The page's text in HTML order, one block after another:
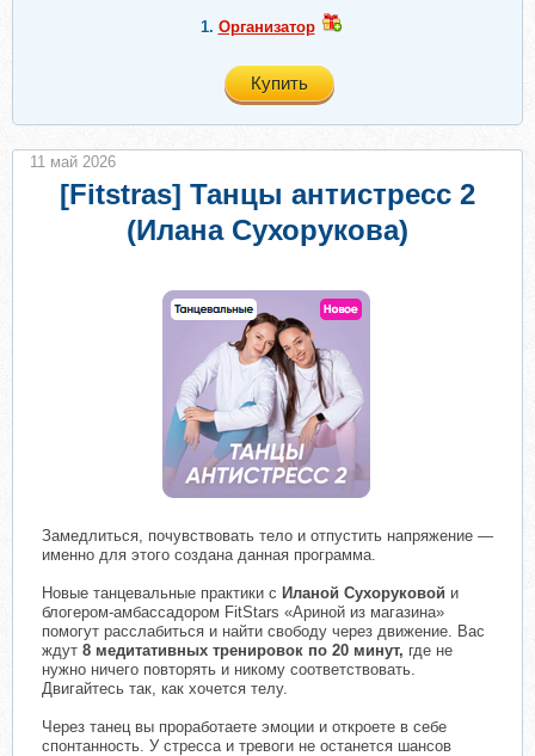
1. Организатор
Купить
[Fitstras] Танцы антистресс 2
(Илана Сухорукова)
Замедлиться, почувствовать тело и отпустить напряжение —
именно для этого создана данная программа.
Новые танцевальные практики с Иланой Сухоруковой и
блогером-амбассадором FitStars «Ариной из магазина»
помогут расслабиться и найти свободу через движение. Вас
ждут 8 медитативных тренировок по 20 минут, где не
нужно ничего повторять и никому соответствовать.
Двигайтесь так, как хочется телу.
Через танец вы проработаете эмоции и откроете в себе
спонтанность. У стресса и тревоги не останется шансов
11 май 2026